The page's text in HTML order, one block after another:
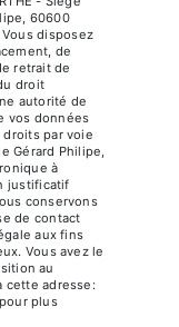
60600
Vous disposez
de
retrait de
droit
autorité de
vos données
par voie
Gérard Philipe,
à
justificatif
conservons
de contact
aux fins
Vous avez le
au
cette adresse:
plus